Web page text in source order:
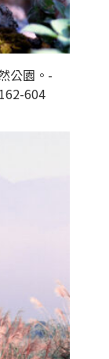
公園。-
604